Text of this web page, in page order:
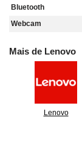
Bluetooth
Webcam
Mais de Lenovo
Lenovo